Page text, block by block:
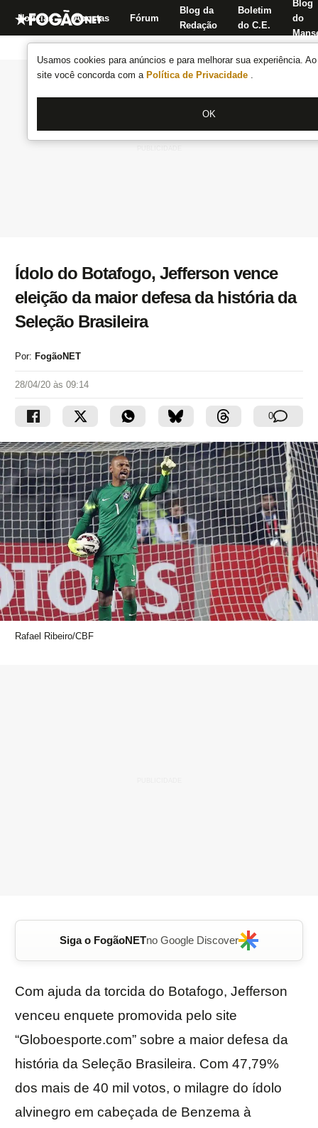
Usamos cookies para anúncios e para melhorar sua experiência.
site você concorda com a Política de Privacidade .
OK
Notícias Apostas Fórum
Blog da
Redação
Boletim
do C.E.
Blog
do
Ídolo do Botafogo, Jefferson vence
eleição da maior defesa da história da
Seleção Brasileira
Por: FogãoNET
28/04/20 às 09:14
0
Rafael Ribeiro/CBF
Siga o FogãoNETno Google Discover
Com ajuda da torcida do Botafogo, Jefferson
venceu enquete promovida pelo site
“Globoesporte.com” sobre a maior defesa da
história da Seleção Brasileira. Com 47,79%
dos mais de 40 mil votos, o milagre do ídolo
alvinegro em cabeçada de Benzema à